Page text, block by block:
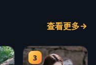
查看更多
3